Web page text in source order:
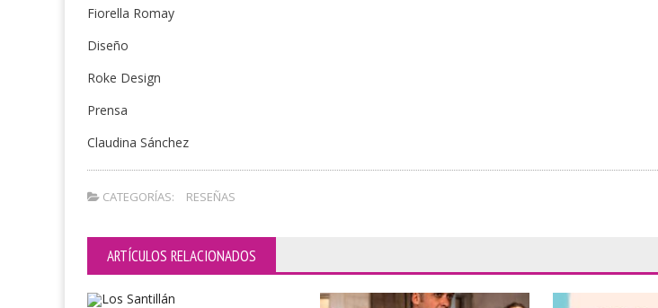
Fiorella Romay
Diseño
Roke Design
Prensa
Claudina Sánchez
CATEGORÍAS: RESEÑAS
ARTÍCULOS RELACIONADOS